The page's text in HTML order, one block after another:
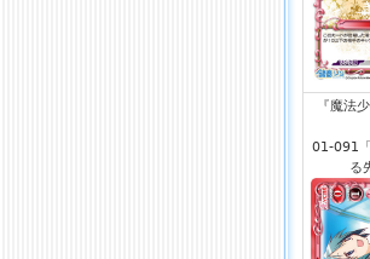
『魔法
01-091
る